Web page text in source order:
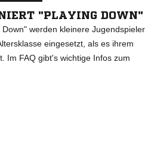
"PLAYING DOWN"
werden kleinere Jugendspieler
eingesetzt, als es ihrem
Im FAQ gibt's wichtige Infos zum